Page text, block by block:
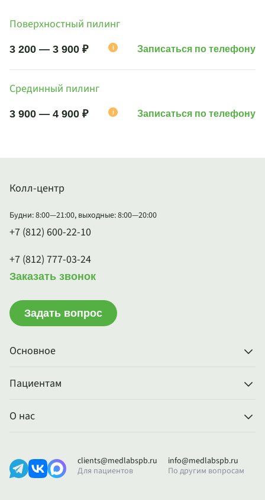
Поверхностный пилинг
3 200 — 3 900 ₽ i Записаться по телефону
Срединный пилинг
3 900 — 4 900 ₽ i Записаться по телефону
Основное
Пациентам
О нас
Колл-центр
Будни: 8:00—21:00, выходные: 8:00—20:00
+7 (812) 600-22-10
+7 (812) 777-03-24
Заказать звонок
Задать вопрос
clients@medlabspb.ru
Для пациентов
info@medlabspb.ru
По другим вопросам